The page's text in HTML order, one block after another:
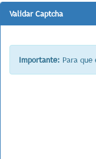
Validar Captcha
Importante: Para